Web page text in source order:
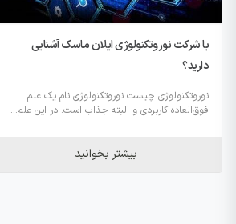
با شرکت نوروتکنولوژی ایلان ماسک آشنایی
دارید؟
نوروتکنولوژی چیست نوروتکنولوژی نام یک علم
فوق‌العاده کاربردی و البته جذاب است. در این علم...
بیشتر بخوانید